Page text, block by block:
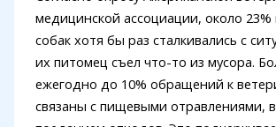
медицинской ассоциации, около 23%
собак хотя бы раз сталкивались с
их питомец съел что-то из мусора.
ежегодно до 10% обращений к
связаны с пищевыми отравлениями,